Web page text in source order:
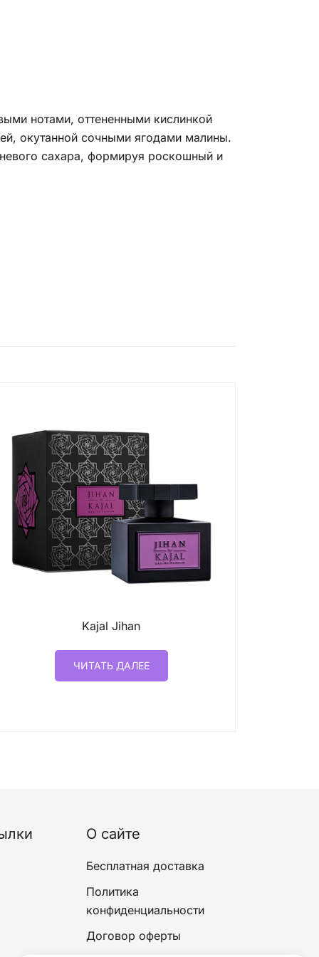
нотами, оттененными кислинкой
окутанной сочными ягодами малины.
сахара, формируя роскошный и
Kajal Jihan
ЧИТАТЬ ДАЛЕЕ
О сайте
Бесплатная доставка
Политика
конфиденциальности
Договор оферты